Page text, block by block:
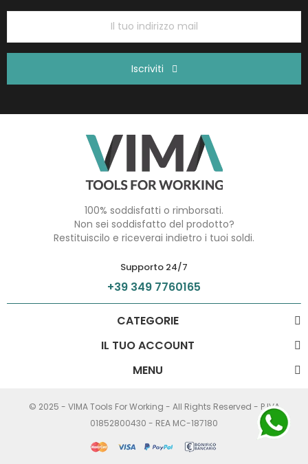
Iscriviti
100% soddisfatti o rimborsati.
Non sei soddisfatto del prodotto?
Restituiscilo e riceverai indietro i tuoi soldi.
Supporto 24/7
+39 349 7760165
CATEGORIE
IL TUO ACCOUNT
MENU
© 2025 - VIMA Tools For Working - All Rights Reserved - P.IVA
01852800430 - REA MC-187180